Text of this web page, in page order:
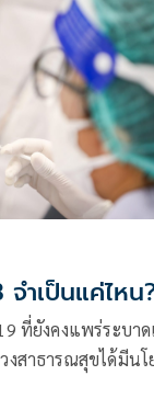
ำเป็นแค่ไหน
ที่ยังคงแพร่ระบา
งสาธารณสุขได้มีน